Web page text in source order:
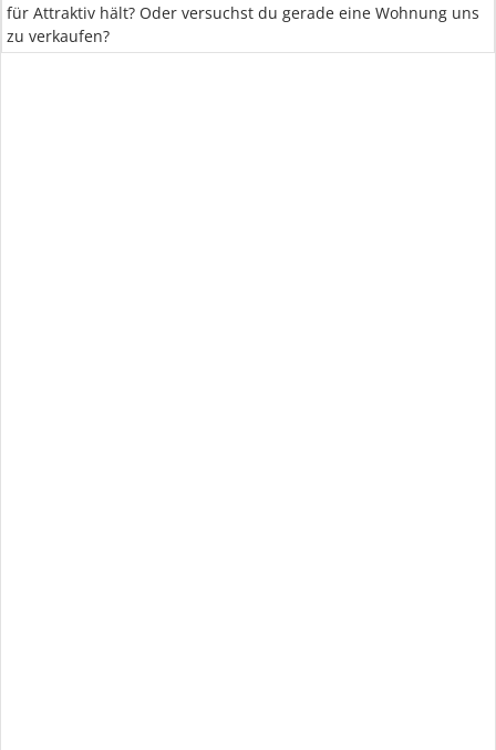
für Attraktiv hält? Oder versuchst du gerade eine Wohnung uns
zu verkaufen?